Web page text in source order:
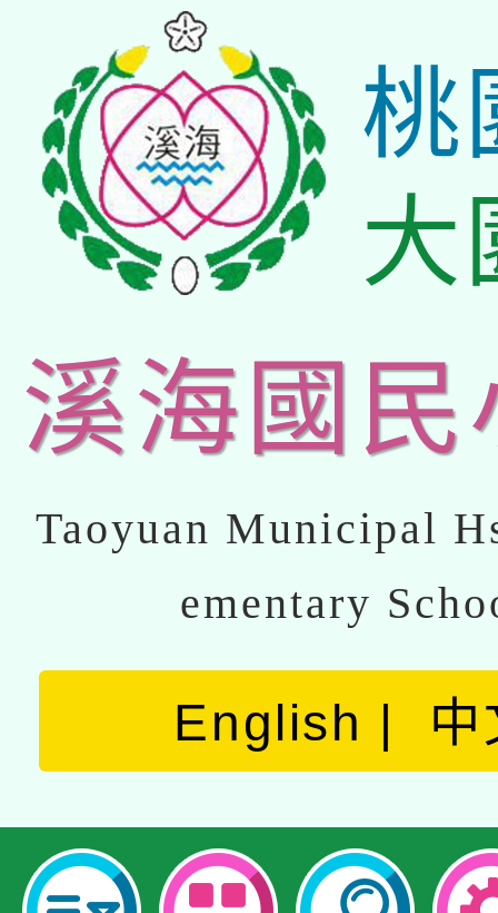
桃
大
溪海國民
Taoyuan Municipal
ementary
English 中